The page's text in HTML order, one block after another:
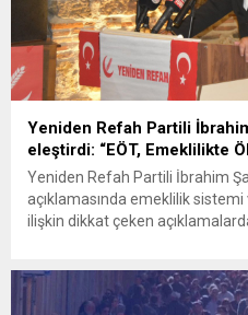
Yeniden Refah Partili
eleştirdi: “EÖT, Emeklilikte
Yeniden Refah Partili İbrahim
açıklamasında emeklilik sistemi
ilişkin dikkat çeken
mağdur edildiğini söyledi.
Şahin, “Adalet mülkün temelidir”